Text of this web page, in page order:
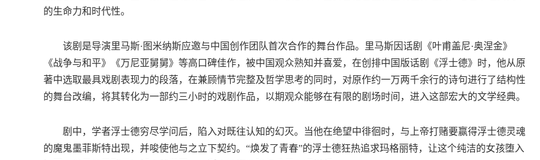
的生命力和时代性。
该剧是导演里马斯·图米纳斯应邀与中国创作团队首次合作的舞台作品。里马斯因话剧《叶甫盖尼·奥涅金》
《战争与和平》《万尼亚舅舅》等高口碑佳作，被中国观众熟知并喜爱，在创排中国版话剧《浮士德》时，他从原
著中选取最具戏剧表现力的段落，在兼顾情节完整及哲学思考的同时，对原作约一万两千余行的诗句进行了结构性
的舞台改编，将其转化为一部约三小时的戏剧作品，以期观众能够在有限的剧场时间，进入这部宏大的文学经典。
剧中，学者浮士德穷尽学问后，陷入对既往认知的幻灭。当他在绝望中徘徊时，与上帝打赌要赢得浮士德灵魂
的魔鬼墨菲斯特出现，并唆使他与之立下契约。“焕发了青春”的浮士德狂热追求玛格丽特，让这个纯洁的女孩堕入